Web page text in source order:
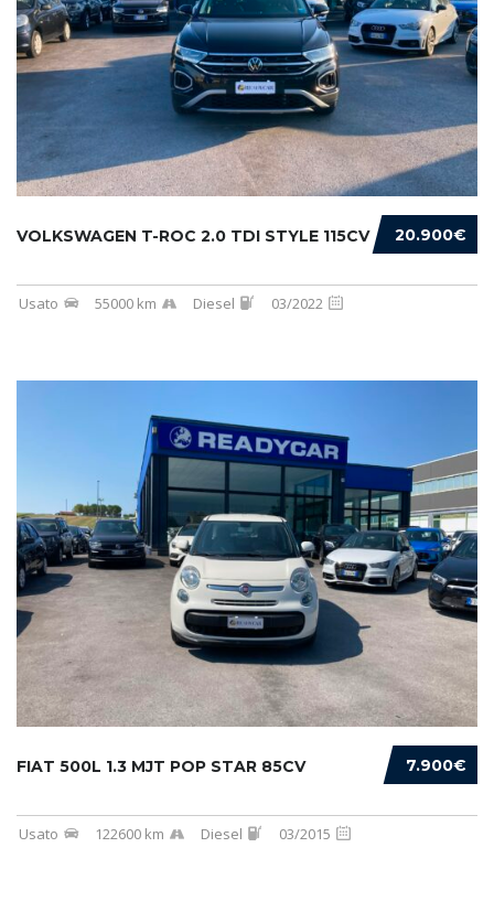
20.900€
VOLKSWAGEN T-ROC 2.0 TDI STYLE 115CV
Usato 55000 km Diesel 03/2022
7.900€
FIAT 500L 1.3 MJT POP STAR 85CV
Usato 122600 km Diesel 03/2015